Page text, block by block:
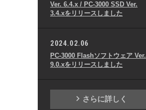
Ver. 6.4.x / PC-3000 SSD Ver.
3.4.xをリリースしました
2024.02.06
PC-3000 Flashソフトウェア Ver.
9.0.xをリリースしました
さらに詳しく